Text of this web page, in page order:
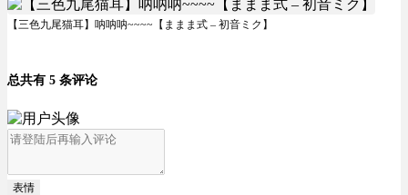
【三色九尾猫耳】呐呐呐~~~~【ままま式 – 初音ミク】
总共有 5 条评论
表情